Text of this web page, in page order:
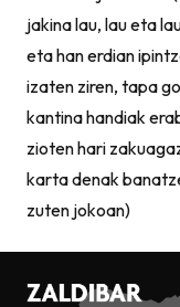
jakina lau, lau eta
eta han erdian
izaten ziren, tapa
kantina handiak
zioten hari
karta denak
zuten jokoan)